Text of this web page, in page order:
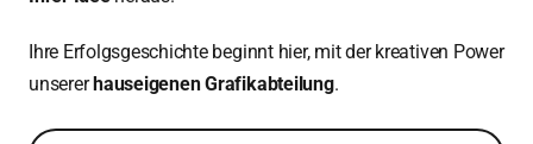
Ihre Erfolgsgeschichte beginnt hier, mit der kreativen Power
unsererhauseigenen Grafikabteilung.